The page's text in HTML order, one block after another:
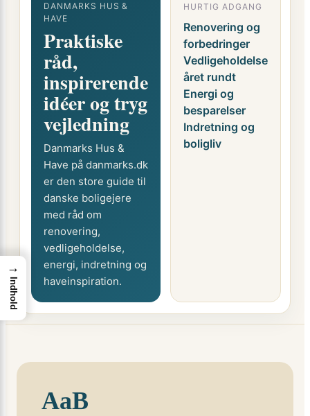
DANMARKS HUS &
HAVE
Praktiske
råd,
inspirerende
idéer og tryg
vejledning
Danmarks Hus &
Have på danmarks.dk
er den store guide til
danske boligejere
med råd om
renovering,
vedligeholdelse,
energi, indretning og
haveinspiration.
HURTIG ADGANG
Renovering og
forbedringer
Vedligeholdelse
året rundt
Energi og
besparelser
Indretning og
boligliv
AaB
→
Indhold